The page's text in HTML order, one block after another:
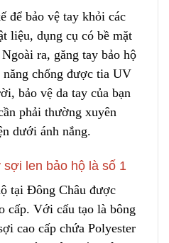
để bảo vệ tay khỏi các
liệu, dụng cụ có bề mặt
ra, găng tay bảo hộ
năng chống được tia UV
bảo vệ da tay của bạn
phải thường xuyên
dưới ánh nắng.
len bảo hộ là số 1
tại Đông Châu được
cấp. Với cấu tạo là bông
cao cấp chứa Polyester